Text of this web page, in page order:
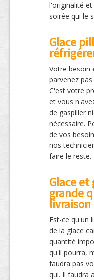
l'originalité et
soirée qui le
Glace
Votre besoin
parvenez
C'est votre
et vous
de gaspiller
nécessaire.
de vos
nos
faire le reste.
Glace et
grande
livraison
Est-ce qu'un
de la glace
quantité
qu'il pourra,
faudra pas
qui. Il faudra